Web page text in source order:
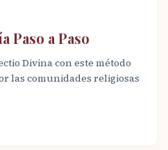
Paso a Paso
Divina con este método
las comunidades religiosas